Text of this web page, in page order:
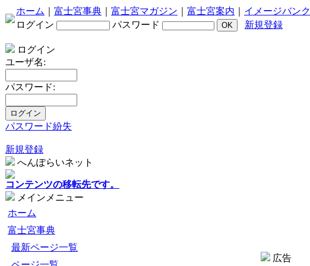
ホーム 富士宮事典 富士宮マガジン 富士宮案内 イメージバンク
ログイン
パスワード 新規登録
ログイン
ユーザ名:
パスワード:
パスワード紛失
新規登録
へんぽらいネット
コンテンツの移転先です。
メインメニュー
ホーム
富士宮事典
最新ページ一覧
広告